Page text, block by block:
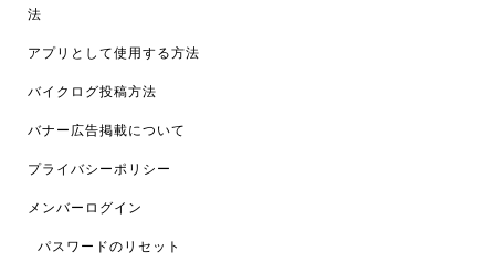
法
アプリとして使用する方法
バイクログ投稿方法
バナー広告掲載について
プライバシーポリシー
メンバーログイン
パスワードのリセット